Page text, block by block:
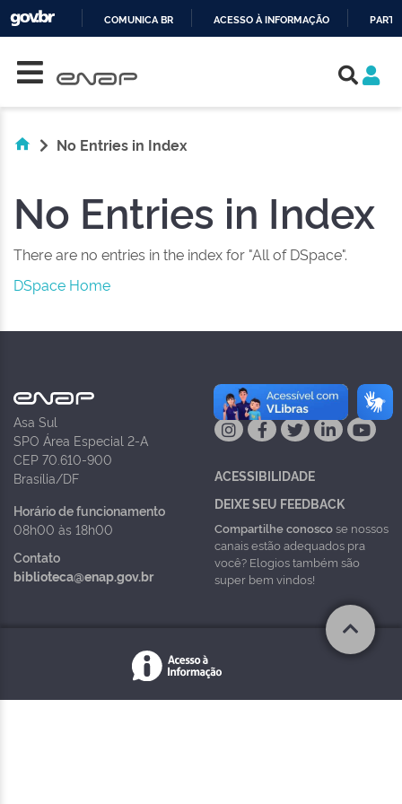
COMUNICA BR ACESSO À INFORMAÇÃO
No Entries in Index
No Entries in Index
There are no entries in the index for "All of DSpace".
DSpace Home
Asa Sul
SPO Área Especial 2-A
CEP 70.610-900
Brasília/DF
Horário de funcionamento
08h00 às 18h00
Contato
biblioteca@enap.gov.br
NAS REDES
ACESSIBILIDADE
DEIXE SEU FEEDBACK
Compartilhe conoscose nossos
canais estão adequados pra
você? Elogios também são
super bem vindos!